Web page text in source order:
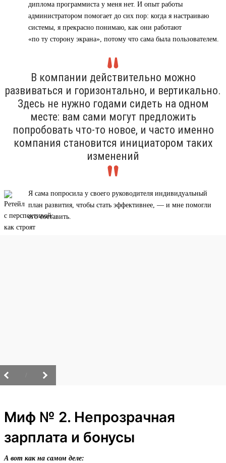
диплома программиста у меня нет. И опыт работы
администратором помогает до сих пор: когда я настраиваю
системы, я прекрасно понимаю, как они работают
«по ту сторону экрана», потому что сама была пользователем.
В компании действительно можно
развиваться и горизонтально, и вертикально.
Здесь не нужно годами сидеть на одном
месте: вам сами могут предложить
попробовать что-то новое, и часто именно
компания становится инициатором таких
изменений
Я сама попросила у своего руководителя индивидуальный
план развития, чтобы стать эффективнее, — и мне помогли
его составить.
Миф № 2. Непрозрачная
зарплата и бонусы
А вот как на самом деле: